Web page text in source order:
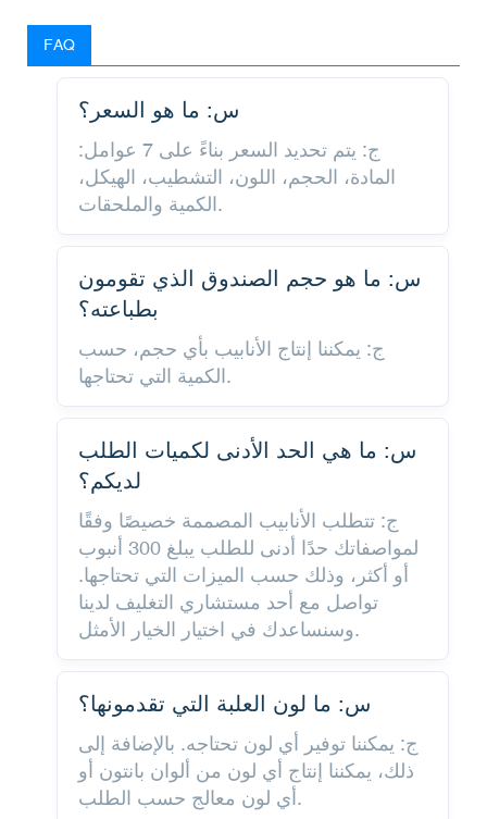
FAQ
س: ما هو السعر؟
ج: يتم تحديد السعر بناءً على 7 عوامل:
المادة، الحجم، اللون، التشطيب، الهيكل،
الكمية والملحقات.
س: ما هو حجم الصندوق الذي تقومون
بطباعته؟
ج: يمكننا إنتاج الأنابيب بأي حجم، حسب
الكمية التي تحتاجها.
س: ما هي الحد الأدنى لكميات الطلب
لديكم؟
ج: تتطلب الأنابيب المصممة خصيصًا وفقًا
لمواصفاتك حدًا أدنى للطلب يبلغ 300 أنبوب
أو أكثر، وذلك حسب الميزات التي تحتاجها.
تواصل مع أحد مستشاري التغليف لدينا
وسنساعدك في اختيار الخيار الأمثل.
س: ما لون العلبة التي تقدمونها؟
ج: يمكننا توفير أي لون تحتاجه. بالإضافة إلى
ذلك، يمكننا إنتاج أي لون من ألوان بانتون أو
أي لون معالج حسب الطلب.